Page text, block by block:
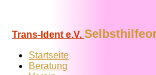
Trans-Ident e.V.
Startseite
Beratung